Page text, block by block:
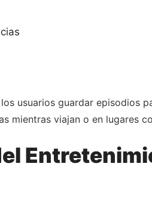
usuarios guardar episodios
mientras viajan o en lugares